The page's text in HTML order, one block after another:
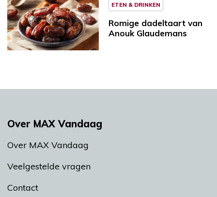
ETEN & DRINKEN
Romige dadeltaart van
Anouk Glaudemans
Over MAX Vandaag
Over MAX Vandaag
Veelgestelde vragen
Contact